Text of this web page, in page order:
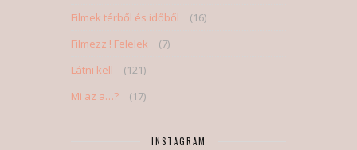
Filmek térből és időből
(16)
Filmezz ! Felelek
(7)
Látni kell
(121)
Mi az a…?
(17)
INSTAGRAM